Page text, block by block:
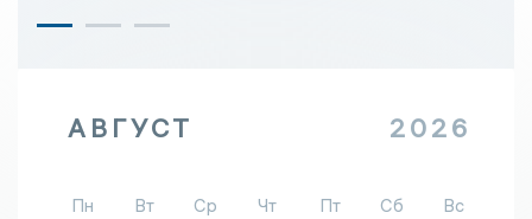
АВГУСТ 2026
Пн Вт Ср Чт Пт Сб
Вс